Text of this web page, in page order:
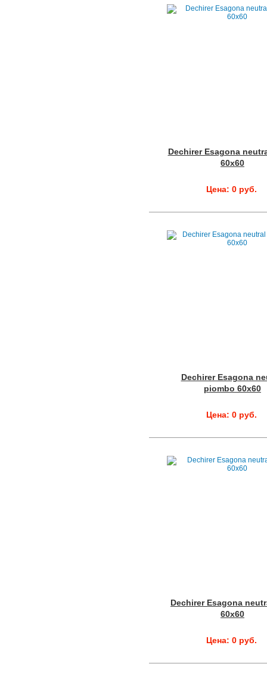
Dechirer Esagona
60x60
Цена: 0 руб.
Dechirer Esagona
piombo 60x60
Цена: 0 руб.
Dechirer Esagona
60x60
Цена: 0 руб.